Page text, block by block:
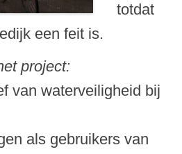
totdat
een feit is.
project:
van waterveiligheid bij
als gebruikers van